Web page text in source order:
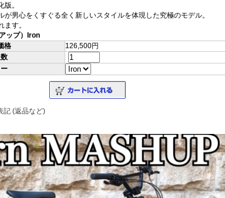
。
が男心をくすぐる全く新しいスタイルを体現した究極のモデル。
す。
ップ）Iron
格
126,500円
記 (返品など)